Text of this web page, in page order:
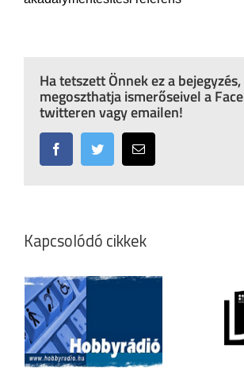
Ha tetszett Önnek ez a
megoszthatja ismerőseivel a
twitteren vagy emailen!
FacebookTwitter Email:
Kapcsolódó cikkek